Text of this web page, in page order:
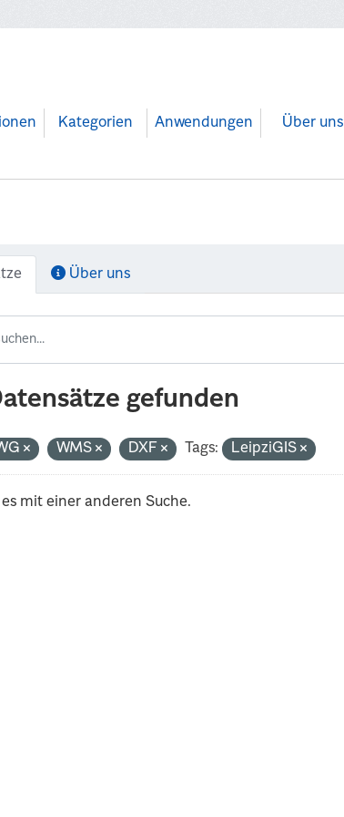
Kategorien Anwendungen Über uns
Über uns
gefunden
WMS DXF Tags: LeipziGIS
mit einer anderen Suche.